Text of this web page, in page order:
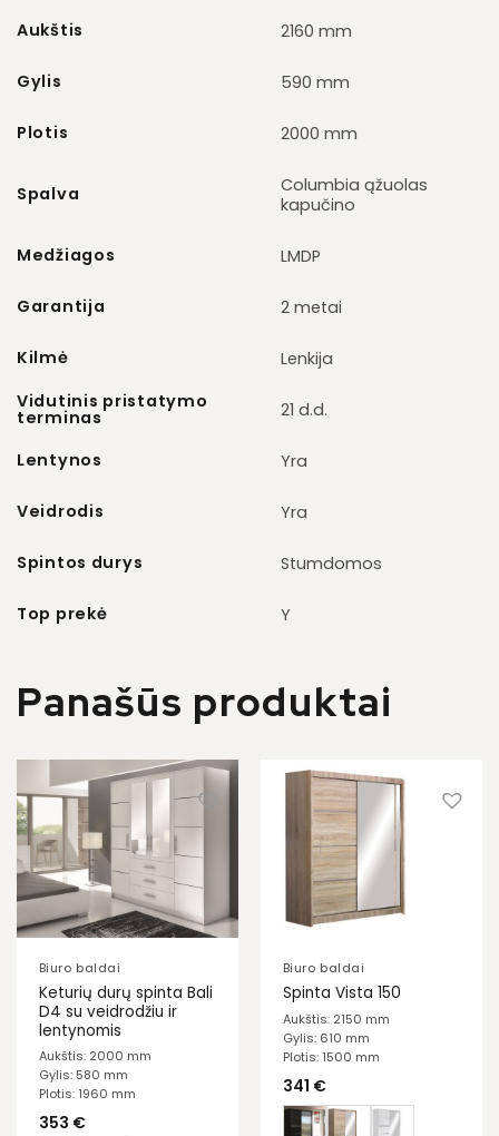
Aukštis 2160 mm
Gylis 590 mm
Plotis 2000 mm
Spalva
Columbia ąžuolas
kapučino
Medžiagos LMDP
Garantija 2 metai
Kilmė
Lenkija
Vidutinis pristatymo
terminas 21 d.d.
Lentynos Yra
Veidrodis Yra
Spintos durys Stumdomos
Top prekė Y
Panašūs produktai
Biuro baldai
Keturių durų spinta Bali
D4 su veidrodžiu ir
lentynomis
Aukštis: 2000 mm
Gylis: 580 mm
Plotis: 1960 mm
353 €
Biuro baldai
Spinta Vista 150
Aukštis: 2150 mm
Gylis: 610 mm
Plotis: 1500 mm
341 €